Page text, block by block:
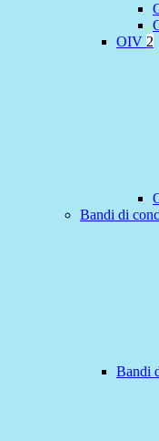
OIV 2
Bandi di
Bandi